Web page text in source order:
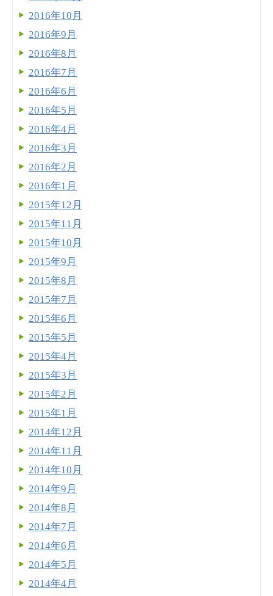
2016年10月
2016年9月
2016年8月
2016年7月
2016年6月
2016年5月
2016年4月
2016年3月
2016年2月
2016年1月
2015年12月
2015年11月
2015年10月
2015年9月
2015年8月
2015年7月
2015年6月
2015年5月
2015年4月
2015年3月
2015年2月
2015年1月
2014年12月
2014年11月
2014年10月
2014年9月
2014年8月
2014年7月
2014年6月
2014年5月
2014年4月